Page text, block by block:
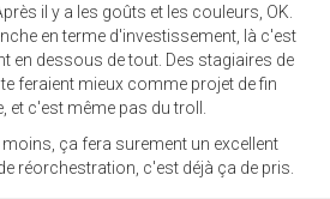
il y a les goûts et les couleurs, OK.
en terme d'investissement, là c'est
en dessous de tout. Des stagiaires de
te feraient mieux comme projet de fin
et c'est même pas du troll.
ça fera surement un excellent
réorchestration, c'est déjà ça de pris.